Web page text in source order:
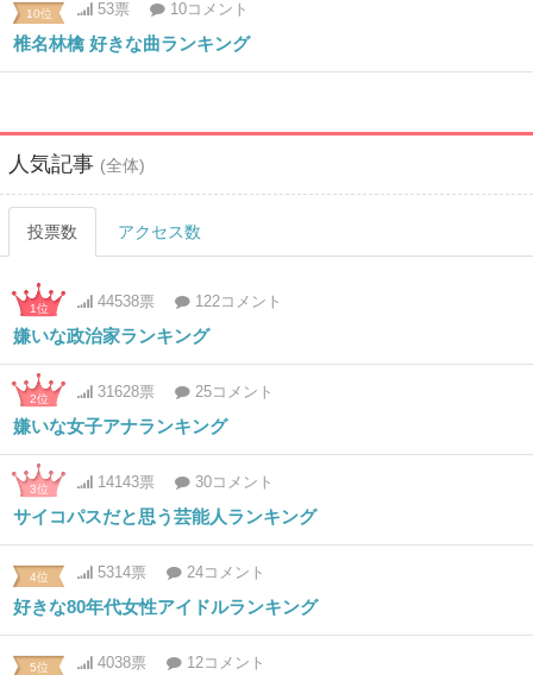
10位 53票 10コメント
椎名林檎 好きな曲ランキング
人気記事 (全体)
投票数 アクセス数
1位 44538票 122コメント
嫌いな政治家ランキング
2位 31628票 25コメント
嫌いな女子アナランキング
3位 14143票 30コメント
サイコパスだと思う芸能人ランキング
4位 5314票 24コメント
好きな80年代女性アイドルランキング
5位 4038票 12コメント